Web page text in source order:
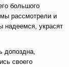
большого
рассмотрели и
надеемся, украсят
допоздна,
своего